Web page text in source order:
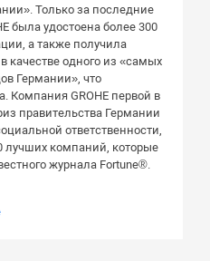
Только за последние
была удостоена более 300
а также получила
качестве одного из «самых
Германии», что
Компания GROHE первой в
правительства Германии
ответственности,
лучших компаний, которые
журнала Fortune®.